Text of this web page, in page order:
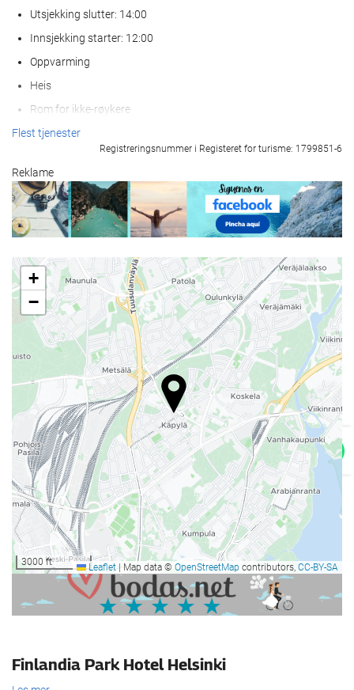
Utsjekking slutter: 14:00
Innsjekking starter: 12:00
Oppvarming
Heis
Rom for ikke-røykere
Røykfritt på hele overnattingsstedet
Kjæledyr ikke tillatt
Mat og Drikke
Bar
Kiosk
Barnemenyer
Spesialkost (etter avtale)
Frokost på rommet
Frukt
Snacks
Grillutstyr
Velvære
Basseng-/strandhåndklær
Parasoller
Badstue
Garderober for treningssenter/spa
Treningsrom
Flest tjenester
Registreringsnummer i Registeret for turisme: 1799851-6
Reklame
+
−
3000 ft Leaflet Map data © OpenStreetMap contributors, CC-BY-SA
Reklame
Finlandia Park Hotel Helsinki